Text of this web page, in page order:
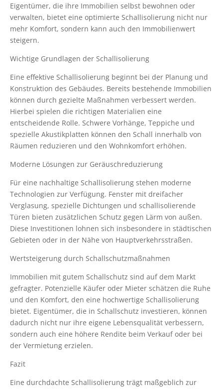
Eigentümer, die ihre Immobilien selbst bewohnen oder
verwalten, bietet eine optimierte Schallisolierung nicht nur
mehr Komfort, sondern kann auch den Immobilienwert
steigern.
Wichtige Grundlagen der Schallisolierung
Eine effektive Schallisolierung beginnt bei der Planung und
Konstruktion des Gebäudes. Bereits bestehende Immobilien
können durch gezielte Maßnahmen verbessert werden.
Hierbei spielen die richtigen Materialien eine
entscheidende Rolle. Schwere Vorhänge, Teppiche und
spezielle Akustikplatten können den Schall innerhalb von
Räumen reduzieren und den Wohnkomfort erhöhen.
Moderne Lösungen zur Geräuschreduzierung
Für eine nachhaltige Schallisolierung stehen moderne
Technologien zur Verfügung. Fenster mit dreifacher
Verglasung, spezielle Dichtungen und schallisolierende
Türen bieten zusätzlichen Schutz gegen Lärm von außen.
Diese Investitionen lohnen sich insbesondere in städtischen
Gebieten oder in der Nähe von Hauptverkehrsstraßen.
Wertsteigerung durch Schallschutzmaßnahmen
Immobilien mit gutem Schallschutz sind auf dem Markt
gefragter. Potenzielle Käufer oder Mieter schätzen die Ruhe
und den Komfort, den eine hochwertige Schallisolierung
bietet. Eigentümer, die in Schallschutz investieren, können
dadurch nicht nur ihre eigene Lebensqualität verbessern,
sondern auch eine höhere Rendite beim Verkauf oder bei
der Vermietung erzielen.
Fazit
Eine durchdachte Schallisolierung trägt maßgeblich zur